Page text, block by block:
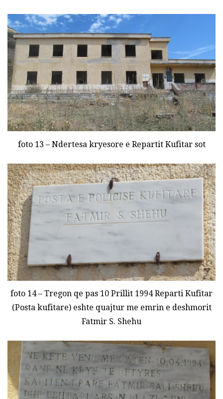
foto 13 – Ndertesa kryesore e Repartit Kufitar sot
foto 14 – Tregon qe pas 10 Prillit 1994 Reparti Kufitar
(Posta kufitare) eshte quajtur me emrin e deshmorit
Fatmir S. Shehu